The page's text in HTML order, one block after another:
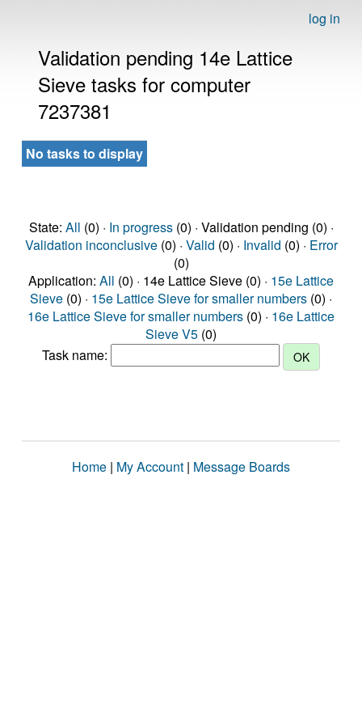
log in
Validation pending 14e Lattice
Sieve tasks for computer
7237381
No tasks to display
State: All (0) · In progress(0) · Validation pending (0) ·
Validation inconclusive(0) · Valid (0) · Invalid (0) · Error
(0)
Application: All (0) · 14e Lattice Sieve (0) · 15e Lattice
Sieve (0) · 15e Lattice Sieve for smaller numbers (0) ·
16e Lattice Sieve for smaller numbers (0) · 16e Lattice
Sieve V5 (0)
Task name:
Home | My Account | Message Boards